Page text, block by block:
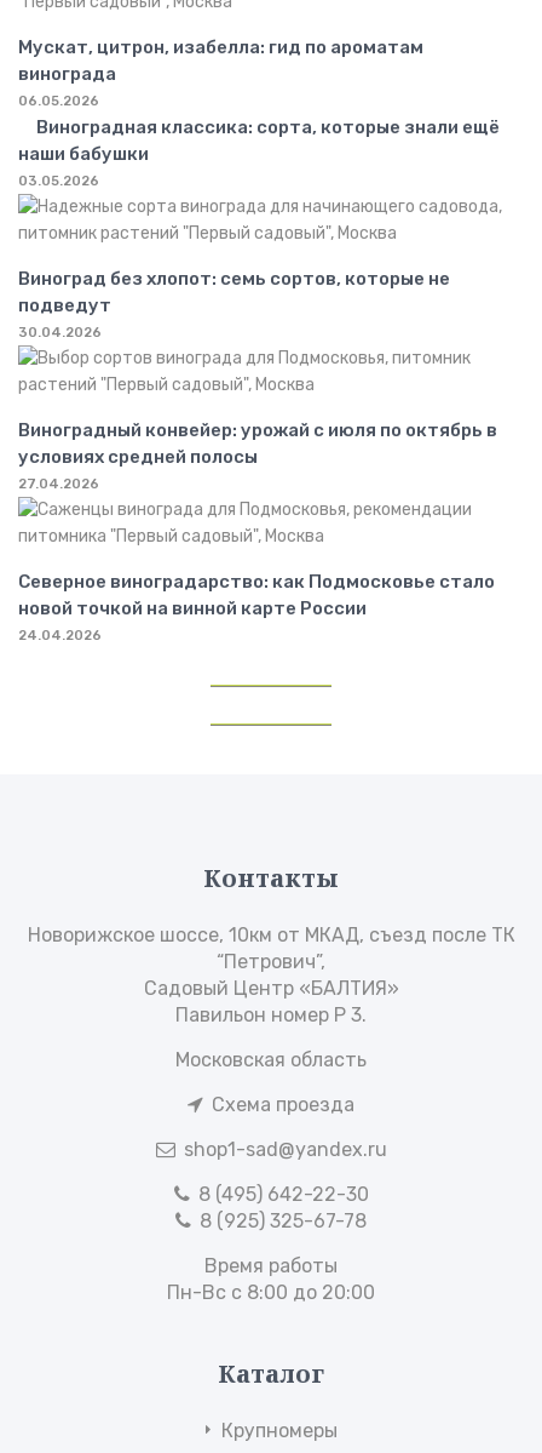
Мускат, цитрон, изабелла: гид по ароматам
винограда
06.05.2026
Виноградная классика: сорта, которые знали ещё
наши бабушки
03.05.2026
Виноград без хлопот: семь сортов, которые не
подведут
30.04.2026
Виноградный конвейер: урожай с июля по октябрь в
условиях средней полосы
27.04.2026
Северное виноградарство: как Подмосковье стало
новой точкой на винной карте России
24.04.2026
Контакты
Новорижское шоссе, 10км от МКАД, съезд после ТК
“Петрович”,
Садовый Центр «БАЛТИЯ»
Павильон номер Р 3.
Московская область
Схема проезда
shop1-sad@yandex.ru
8 (495) 642-22-30
8 (925) 325-67-78
Время работы
Пн-Вс с 8:00 до 20:00
Каталог
Крупномеры